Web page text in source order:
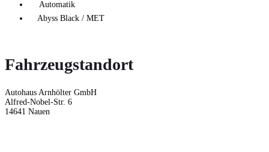
Automatik
Abyss Black / MET
Fahrzeugstandort
Autohaus Arnhölter GmbH
Alfred-Nobel-Str. 6
14641 Nauen